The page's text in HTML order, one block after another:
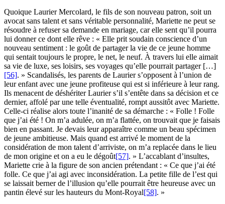
Quoique Laurier Mercolard, le fils de son nouveau patron, soit un
avocat sans talent et sans véritable personnalité, Mariette ne peut se
résoudre à refuser sa demande en mariage, car elle sent qu’il pourra
lui donner ce dont elle rêve : « Elle prit soudain conscience d’un
nouveau sentiment : le goût de partager la vie de ce jeune homme
qui sentait toujours le propre, le net, le neuf. À travers lui elle aimait
sa vie de luxe, ses loisirs, ses voyages qu’elle pourrait partager […]
[56]. » Scandalisés, les parents de Laurier s’opposent à l’union de
leur enfant avec une jeune profiteuse qui est si inférieure à leur rang.
Ils menacent de déshériter Laurier s’il s’entête dans sa décision et ce
dernier, affolé par une telle éventualité, rompt aussitôt avec Mariette.
Celle-ci réalise alors toute l’inanité de sa démarche : « Folle ! Folle
que j’ai été ! On m’a adulée, on m’a flattée, on trouvait que je faisais
bien en passant. Je devais leur apparaître comme un beau spécimen
de jeune ambitieuse. Mais quand est arrivé le moment de la
considération de mon talent d’arriviste, on m’a replacée dans le lieu
de mon origine et on a eu le dégoût[57]. » L’accablant d’insultes,
Mariette crie à la figure de son ancien prétendant : « Ce que j’ai été
folle. Ce que j’ai agi avec inconsidération. La petite fille de l’est qui
se laissait berner de l’illusion qu’elle pourrait être heureuse avec un
pantin élevé sur les hauteurs du Mont-Royal[58]. »